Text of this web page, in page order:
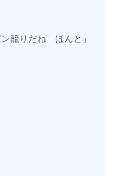
籠りだね ほんと」